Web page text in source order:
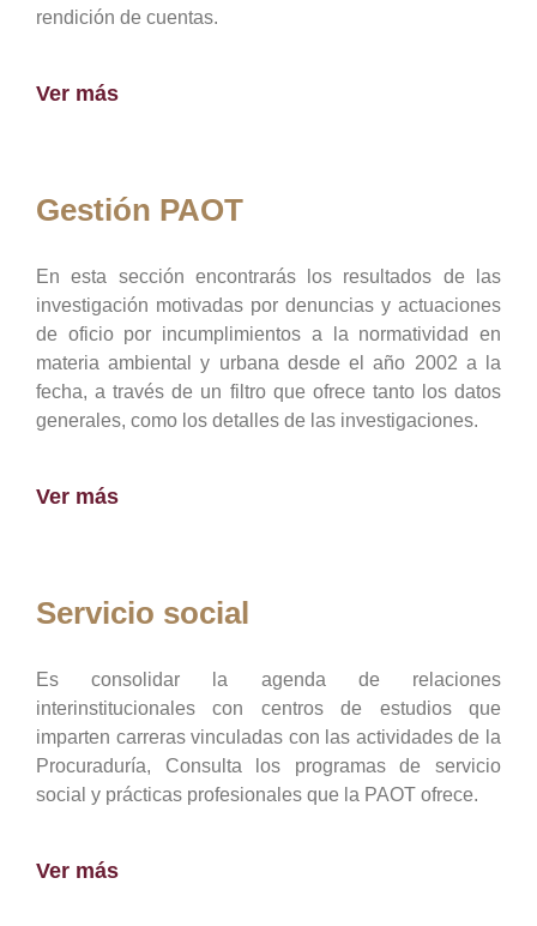
rendición de cuentas.
Ver más
Gestión PAOT
En esta sección encontrarás los resultados de las
investigación motivadas por denuncias y actuaciones
de oficio por incumplimientos a la normatividad en
materia ambiental y urbana desde el año 2002 a la
fecha, a través de un filtro que ofrece tanto los datos
generales, como los detalles de las investigaciones.
Ver más
Servicio social
Es consolidar la agenda de relaciones
interinstitucionales con centros de estudios que
imparten carreras vinculadas con las actividades de la
Procuraduría, Consulta los programas de servicio
social y prácticas profesionales que la PAOT ofrece.
Ver más